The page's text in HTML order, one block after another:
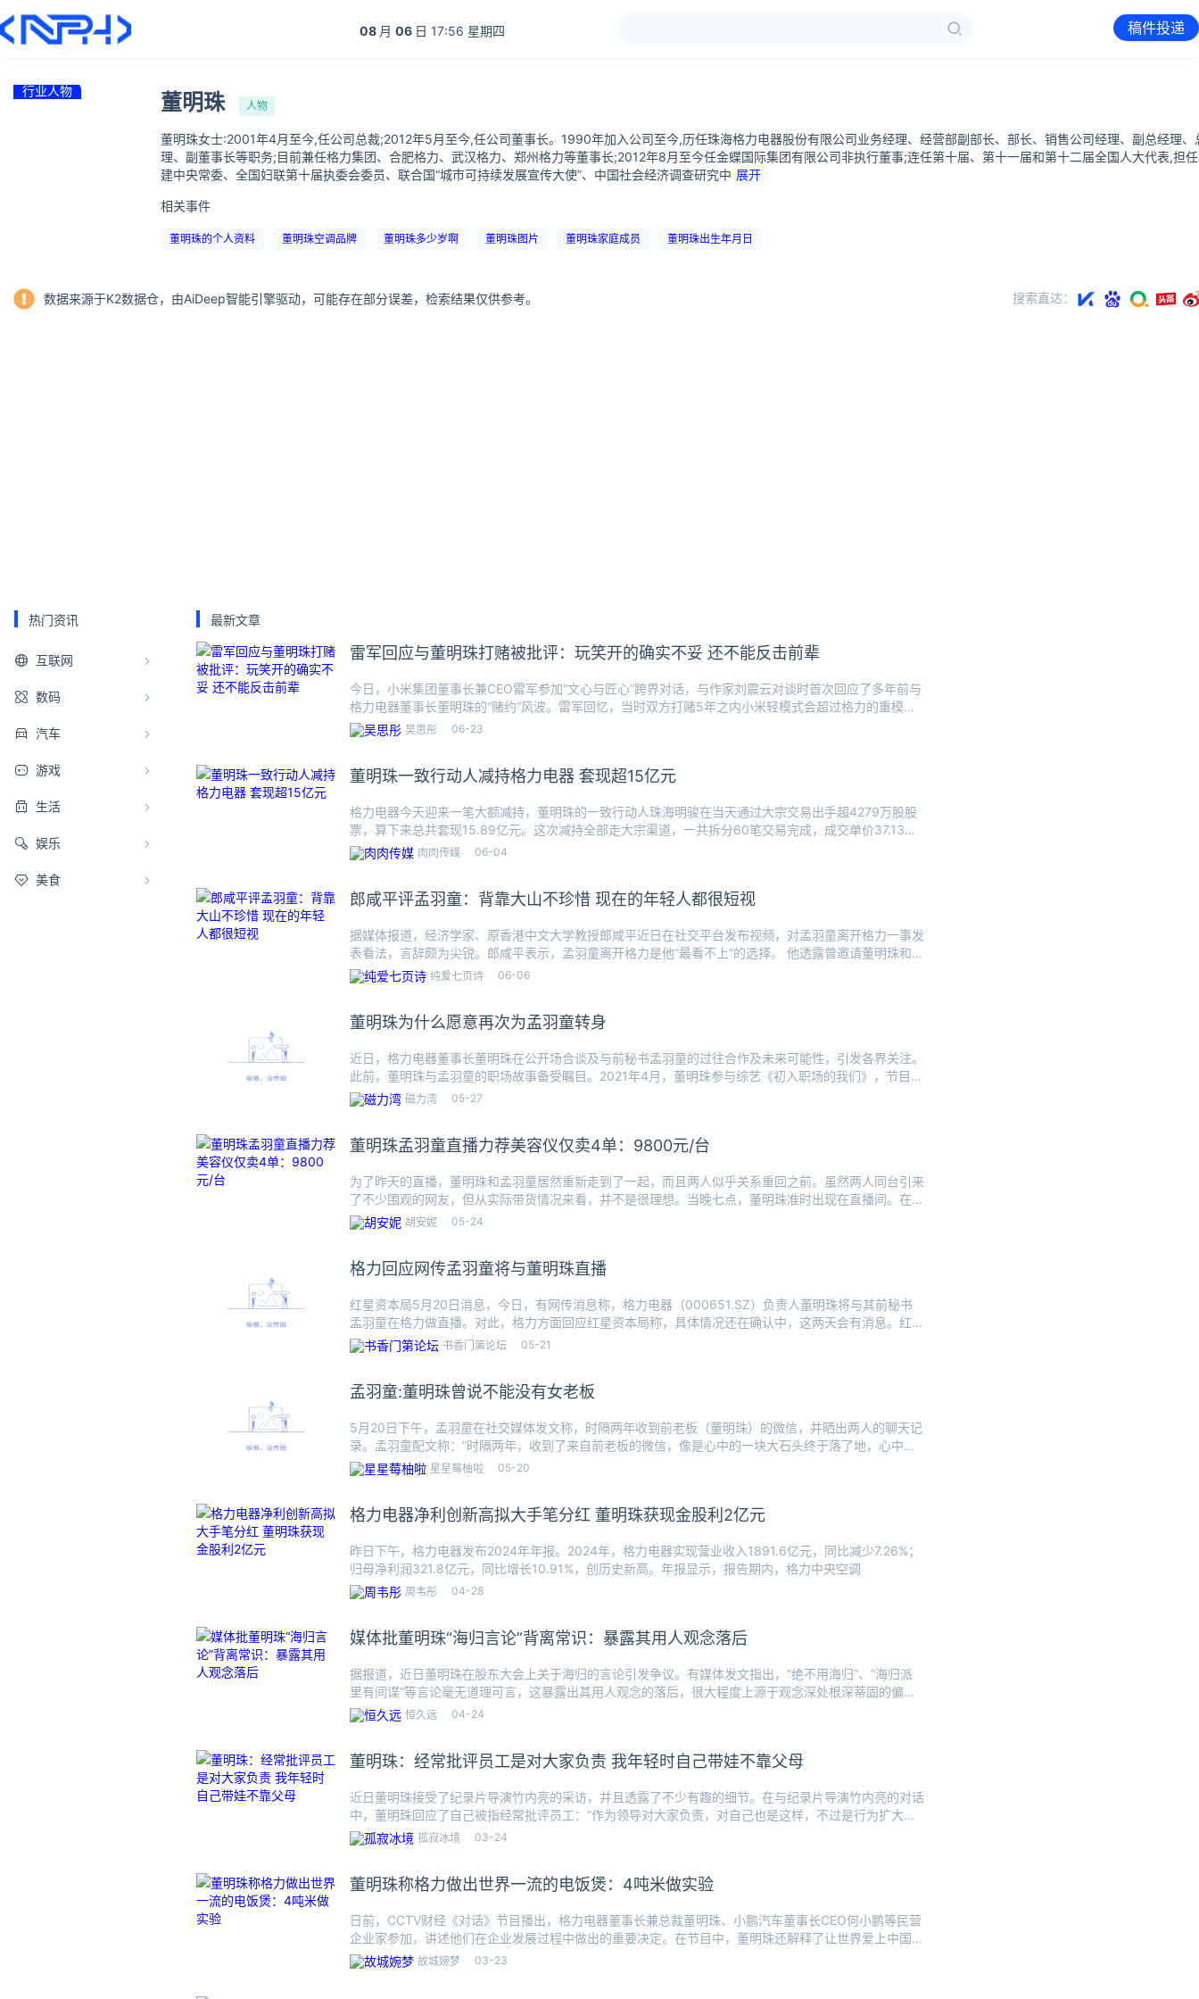
08 月 06 日 17:56 星期四 稿件投递
行业人物 董明珠 人物
董明珠女士:2001年4月至今,任公司总裁;2012年5月至今,任公司董事长。1990年加入公司至今,历任珠海格力电器股份有限公司业务经理、经营部副部长、部长、销售公司经理、副总经理、
理、副董事长等职务;目前兼任格力集团、合肥格力、武汉格力、郑州格力等董事长;2012年8月至今任金蝶国际集团有限公司非执行董事;连任第十届、第十一届和第十二届全国人大代表,担
建中央常委、全国妇联第十届执委会委员、联合国“城市可持续发展宣传大使”、中国社会经济调查研究中 展开
相关事件
董明珠的个人资料 董明珠空调品牌 董明珠多少岁啊 董明珠图片 董明珠家庭成员 董明珠出生年月日
数据来源于K2数据仓，由AiDeep智能引擎驱动，可能存在部分误差，检索结果仅供参考。 搜索直达：
热门资讯
互联网
数码
汽车
游戏
生活
娱乐
美食
最新文章
雷军回应与董明珠打赌被批评：玩笑开的确实不妥 还不能反击前辈
今日，小米集团董事长兼CEO雷军参加“文心与匠心”跨界对话，与作家刘震云对谈时首次回应了多年前与
格力电器董事长董明珠的“赌约”风波。雷军回忆，当时双方打赌5年之内小米轻模式会超过格力的重模
式，“结果董吴思彤 06-23
董明珠一致行动人减持格力电器 套现超15亿元
格力电器今天迎来一笔大额减持，董明珠的一致行动人珠海明骏在当天通过大宗交易出手超4279万股股
票，算下来总共套现15.89亿元。这次减持全部走大宗渠道，一共拆分60笔交易完成，成交单价37.13
元，比
肉肉传媒 06-04
郎咸平评孟羽童：背靠大山不珍惜 现在的年轻人都很短视
据媒体报道，经济学家、原香港中文大学教授郎咸平近日在社交平台发布视频，对孟羽童离开格力一事发
表看法，言辞颇为尖锐。郎咸平表示，孟羽童离开格力是他“最看不上”的选择。 他透露曾邀请董明珠和孟
羽童分别上过 纯爱七页诗 06-06
董明珠为什么愿意再次为孟羽童转身
近日，格力电器董事长董明珠在公开场合谈及与前秘书孟羽童的过往合作及未来可能性，引发各界关注。
此前，董明珠与孟羽童的职场故事备受瞩目。2021年4月，董明珠参与综艺《初入职场的我们》，节目中
浙江大学本科
磁力湾 05-27
董明珠孟羽童直播力荐美容仪仅卖4单：9800元/台
为了昨天的直播，董明珠和孟羽童居然重新走到了一起，而且两人似乎关系重回之前。虽然两人同台引来
了不少围观的网友，但从实际带货情况来看，并不是很理想。当晚七点，董明珠准时出现在直播间。在这
次直播中，董明珠
胡安妮 05-24
格力回应网传孟羽童将与董明珠直播
红星资本局5月20日消息，今日，有网传消息称，格力电器（000651.SZ）负责人董明珠将与其前秘书
孟羽童在格力做直播。对此，格力方面回应红星资本局称，具体情况还在确认中，这两天会有消息。红星
资本局注
书香门第论坛 05-21
孟羽童:董明珠曾说不能没有女老板
5月20日下午，孟羽童在社交媒体发文称，时隔两年收到前老板（董明珠）的微信，并晒出两人的聊天记
录。孟羽童配文称：“时隔两年，收到了来自前老板的微信，像是心中的一块大石头终于落了地，心中是
莫名的酸楚和感星星莓柚啦 05-20
格力电器净利创新高拟大手笔分红 董明珠获现金股利2亿元
昨日下午，格力电器发布2024年年报。2024年，格力电器实现营业收入1891.6亿元，同比减少7.26%；
归母净利润321.8亿元，同比增长10.91%，创历史新高。年报显示，报告期内，格力中央空调
周韦彤 04-28
媒体批董明珠“海归言论”背离常识：暴露其用人观念落后
据报道，近日董明珠在股东大会上关于海归的言论引发争议。有媒体发文指出，“绝不用海归”、“海归派
里有间谍”等言论毫无道理可言，这暴露出其用人观念的落后，很大程度上源于观念深处根深蒂固的偏
见。此前在4月2
恒久远 04-24
董明珠：经常批评员工是对大家负责 我年轻时自己带娃不靠父母
近日董明珠接受了纪录片导演竹内亮的采访，并且透露了不少有趣的细节。在与纪录片导演竹内亮的对话
中，董明珠回应了自己被指经常批评员工：“作为领导对大家负责，对自己也是这样，不过是行为扩大化
了。”竹内亮问起
孤寂冰境 03-24
董明珠称格力做出世界一流的电饭煲：4吨米做实验
日前，CCTV财经《对话》节目播出，格力电器董事长兼总裁董明珠、小鹏汽车董事长CEO何小鹏等民营
企业家参加，讲述他们在企业发展过程中做出的重要决定。在节目中，董明珠还解释了让世界爱上中国
造”这句话的来故城婉梦 03-23